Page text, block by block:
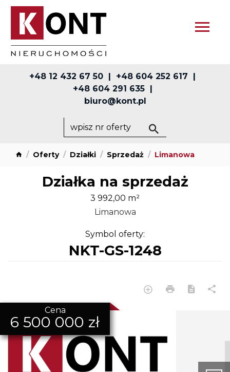
+48 12 432 67 50
+48 604 252 617
+48 604 291 635
biuro@kont.pl
Oferty Działki Sprzedaż Limanowa
Działka na sprzedaż
3 992,00 m²
Limanowa
Symbol oferty:
NKT-GS-1248
Cena
6 500 000 zł